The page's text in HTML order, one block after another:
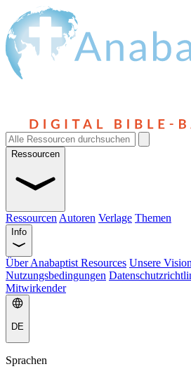
Ressourcen
Ressourcen Autoren Verlage Themen
Info
Über Anabaptist Resources Unsere Vision
Nutzungsbedingungen
Mitwirkender
DE
Sprachen